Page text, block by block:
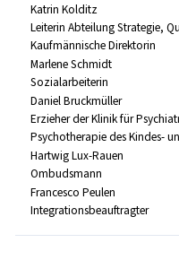
Katrin Kolditz
Leiterin Abteilung Strategie,
Kaufmännische Direktorin
Marlene Schmidt
Sozialarbeiterin
Daniel Bruckmüller
Erzieher der Klinik für
Psychotherapie des Kindes-
Hartwig Lux-Rauen
Ombudsmann
Francesco Peulen
Integrationsbeauftragter